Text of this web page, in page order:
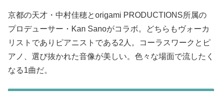
京都の天才・中村佳穂とorigami PRODUCTIONS所属の
プロデューサー・Kan Sanoがコラボ。どちらもヴォーカ
リストでありピアニストである2人。コーラスワークとピ
アノ、選び抜かれた音像が美しい。色々な場面で流したく
なる1曲だ。